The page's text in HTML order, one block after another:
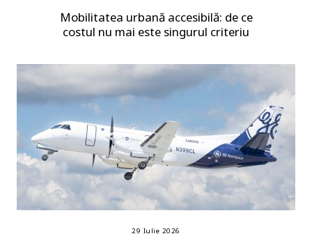
Mobilitatea urbană accesibilă: de ce
costul nu mai este singurul criteriu
29 Iulie 2026